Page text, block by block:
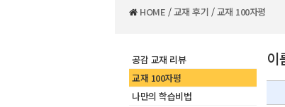
HOME /교재 후기 /교재 100자평
공감 교재 리뷰
교재 100자평
나만의 학습비법
이